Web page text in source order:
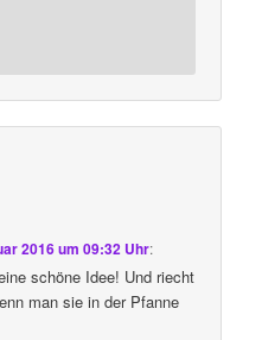
2016 um 09:32 Uhr:
schöne Idee! Und riecht
man sie in der Pfanne